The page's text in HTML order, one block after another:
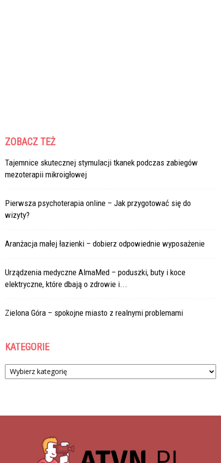
ZOBACZ TEŻ
Tajemnice skutecznej stymulacji tkanek podczas zabiegów
mezoterapii mikroigłowej
Pierwsza psychoterapia online – Jak przygotować się do
wizyty?
Aranżacja małej łazienki – dobierz odpowiednie wyposażenie
Urządzenia medyczne AlmaMed – poduszki, buty i koce
elektryczne, które dbają o zdrowie i...
Zielona Góra – spokojne miasto z realnymi problemami
KATEGORIE
Kategorie